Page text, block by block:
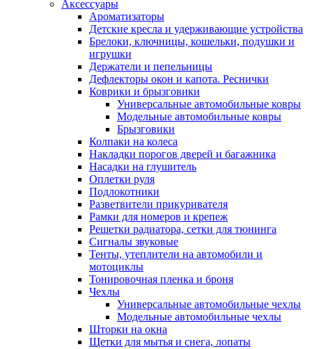
Аксессуары
Ароматизаторы
Детские кресла и удерживающие устройства
Брелоки, ключницы, кошельки, подушки и
игрушки
Держатели и пепельницы
Дефлекторы окон и капота. Реснички
Коврики и брызговики
Универсальные автомобильные ковры
Модельные автомобильные ковры
Брызговики
Колпаки на колеса
Накладки порогов дверей и багажника
Насадки на глушитель
Оплетки руля
Подлокотники
Разветвители прикуривателя
Рамки для номеров и крепеж
Решетки радиатора, сетки для тюнинга
Сигналы звуковые
Тенты, утеплители на автомобили и
мотоциклы
Тонировочная пленка и броня
Чехлы
Универсальные автомобильные чехлы
Модельные автомобильные чехлы
Шторки на окна
Щетки для мытья и снега, лопаты